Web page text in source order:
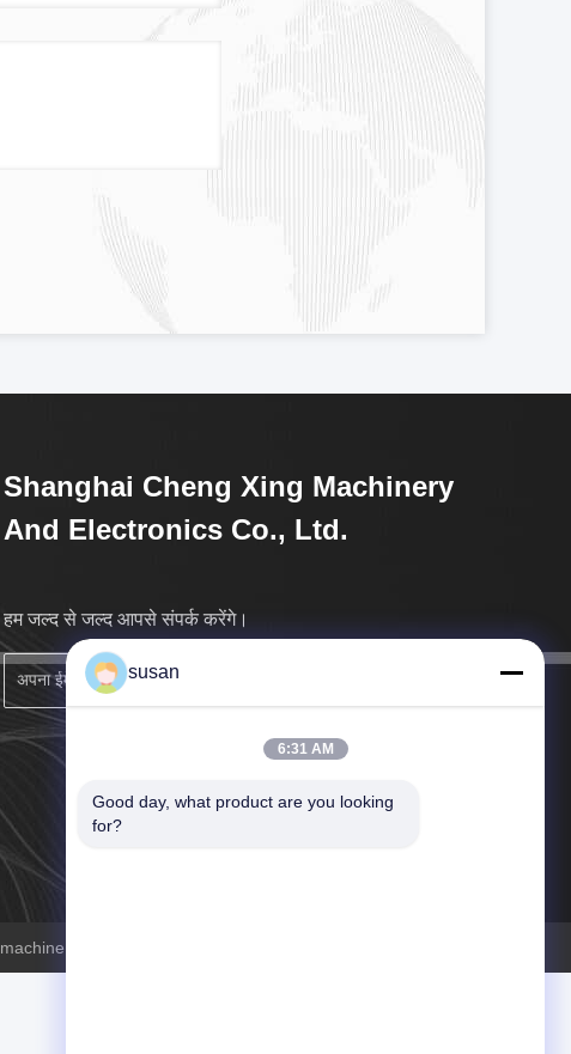
Shanghai Cheng Xing Machinery
And Electronics Co., Ltd.
हम जल्द से जल्द आपसे संपर्क करेंगे।
. सर्वाधिकार सुरक्षित।
susan
6:31 AM
Good day, what product are you looking
for?